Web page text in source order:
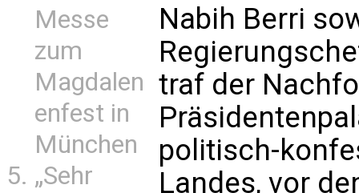
Messe
zum
Magdalen
enfest in
München
„Sehr
Nabih Berri
traf der
politisch-
Landes, vor